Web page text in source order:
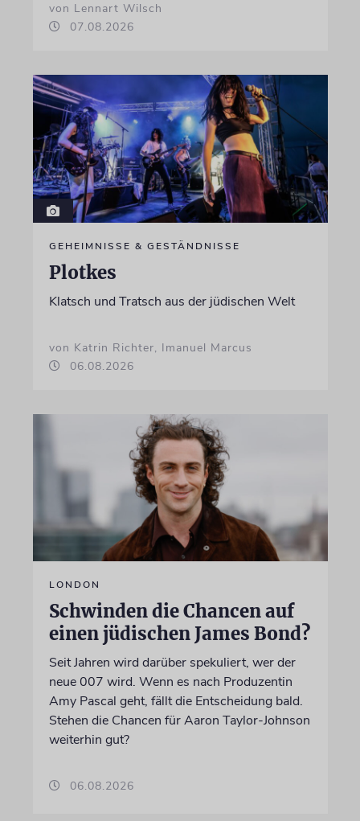
von Lennart Wilsch
07.08.2026
GEHEIMNISSE & GESTÄNDNISSE
Plotkes
Klatsch und Tratsch aus der jüdischen Welt
von Katrin Richter, Imanuel Marcus
06.08.2026
LONDON
Schwinden die Chancen auf
einen jüdischen James Bond?
Seit Jahren wird darüber spekuliert, wer der
neue 007 wird. Wenn es nach Produzentin
Amy Pascal geht, fällt die Entscheidung bald.
Stehen die Chancen für Aaron Taylor-Johnson
weiterhin gut?
06.08.2026